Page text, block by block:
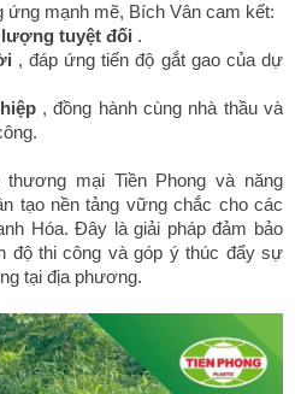
ứng mạnh mẽ, Bích Vân cam kết:
lượng tuyệt đối .
, đáp ứng tiến độ gắt gao của dự
, đồng hành cùng nhà thầu và
mại Tiền Phong và năng
tạo nền tảng vững chắc cho các
Hóa. Đây là giải pháp đảm bảo
độ thi công và góp ý thúc đẩy sự
tại địa phương.